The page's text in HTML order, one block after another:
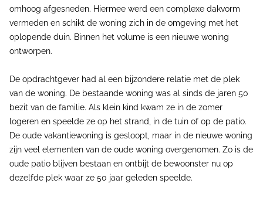
omhoog afgesneden. Hiermee werd een complexe dakvorm
vermeden en schikt de woning zich in de omgeving met het
oplopende duin. Binnen het volume is een nieuwe woning
ontworpen.
De opdrachtgever had al een bijzondere relatie met de plek
van de woning. De bestaande woning was al sinds de jaren 50
bezit van de familie. Als klein kind kwam ze in de zomer
logeren en speelde ze op het strand, in de tuin of op de patio.
De oude vakantiewoning is gesloopt, maar in de nieuwe woning
zijn veel elementen van de oude woning overgenomen. Zo is de
oude patio blijven bestaan en ontbijt de bewoonster nu op
dezelfde plek waar ze 50 jaar geleden speelde.